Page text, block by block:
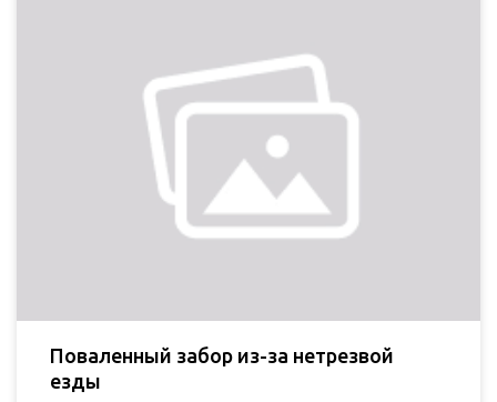
Поваленный забор из-за нетрезвой
езды